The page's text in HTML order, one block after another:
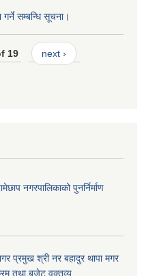
सम्बन्धि सूचना।
19 next ›
नगरपालिकाको पुनर्निर्माण
प्रमुख श्री नर बहादुर थापा मगर
तथा बजेट वक्तव्य